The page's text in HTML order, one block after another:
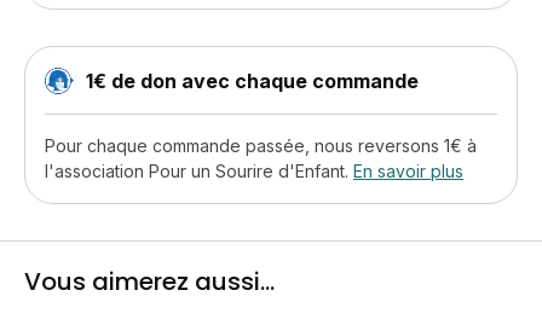
1€ de don avec chaque commande
Pour chaque commande passée, nous reversons 1€ à
l'association Pour un Sourire d'Enfant. En savoir plus
Vous aimerez aussi...